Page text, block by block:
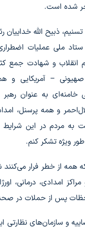
شده است.
ذبیح الله خداییان
ملی عملیات
انقلاب و شهادت جمع
– آمریکایی و
خامنه‌ای به عنوان رهبر
و همه پرسنل،
به مردم در این
ویژه تشکر کنم.
همه از خطر فرار
امدادی، درمانی،
لحظات پس از حملات در
و سازمان‌های نظارتی